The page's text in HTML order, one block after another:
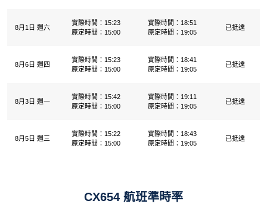
8月1日 週六
實際時間：15:23
原定時間：15:00
實際時間：18:51
原定時間：19:05
已抵達
8月6日 週四
實際時間：15:23
原定時間：15:00
實際時間：18:41
原定時間：19:05
已抵達
8月3日 週一
實際時間：15:42
原定時間：15:00
實際時間：19:11
原定時間：19:05
已抵達
8月5日 週三
實際時間：15:22
原定時間：15:00
實際時間：18:43
原定時間：19:05
已抵達
CX654 航班準時率